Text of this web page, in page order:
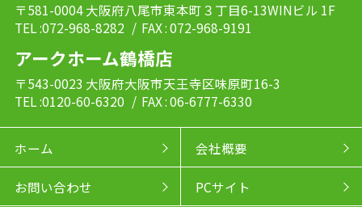
〒581-0004 大阪府八尾市東本町３丁目6-13WINビル 1F
TEL :072-968-8282 / FAX : 072-968-9191
アークホーム鶴橋店
〒543-0023 大阪府大阪市天王寺区味原町16-3
TEL :0120-60-6320 / FAX : 06-6777-6330
ホーム 会社概要
お問い合わせ PCサイト